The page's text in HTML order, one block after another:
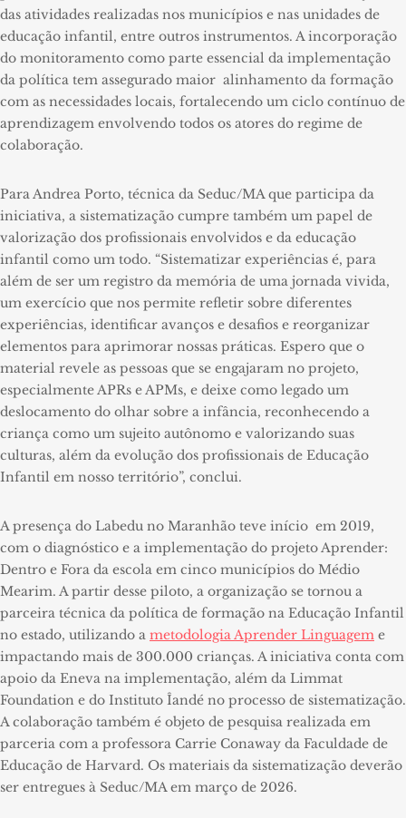
das atividades realizadas nos municípios e nas unidades de
educação infantil, entre outros instrumentos. A incorporação
do monitoramento como parte essencial da implementação
da política tem assegurado maior alinhamento da formação
com as necessidades locais, fortalecendo um ciclo contínuo de
aprendizagem envolvendo todos os atores do regime de
colaboração.
Para Andrea Porto, técnica da Seduc/MA que participa da
iniciativa, a sistematização cumpre também um papel de
valorização dos profissionais envolvidos e da educação
infantil como um todo. “Sistematizar experiências é, para
além de ser um registro da memória de uma jornada vivida,
um exercício que nos permite refletir sobre diferentes
experiências, identificar avanços e desafios e reorganizar
elementos para aprimorar nossas práticas. Espero que o
material revele as pessoas que se engajaram no projeto,
especialmente APRs e APMs, e deixe como legado um
deslocamento do olhar sobre a infância, reconhecendo a
criança como um sujeito autônomo e valorizando suas
culturas, além da evolução dos profissionais de Educação
Infantil em nosso território”, conclui.
A presença do Labedu no Maranhão teve início em 2019,
com o diagnóstico e a implementação do projeto Aprender:
Dentro e Fora da escola em cinco municípios do Médio
Mearim. A partir desse piloto, a organização se tornou a
parceira técnica da política de formação na Educação Infantil
no estado, utilizando a metodologia Aprender Linguagem e
impactando mais de 300.000 crianças. A iniciativa conta com
apoio da Eneva na implementação, além da Limmat
Foundation e do Instituto Îandé no processo de sistematização.
A colaboração também é objeto de pesquisa realizada em
parceria com a professora Carrie Conaway da Faculdade de
Educação de Harvard. Os materiais da sistematização deverão
ser entregues à Seduc/MA em março de 2026.